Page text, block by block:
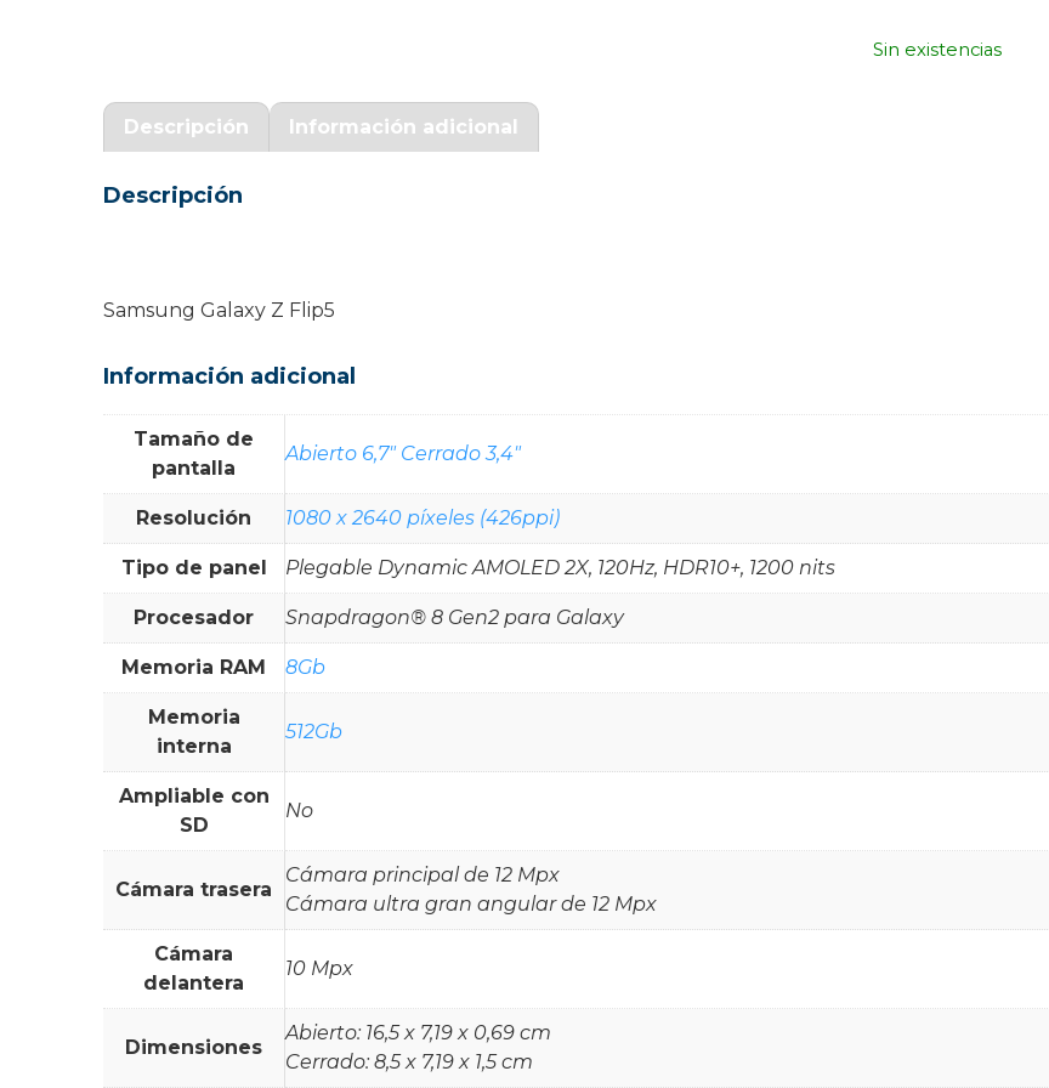
Sin existencias
Descripción Información adicional
Descripción
Samsung Galaxy Z Flip5
Información adicional
Tamaño de
pantalla
Abierto 6,7" Cerrado 3,4"
Resolución 1080 x 2640 píxeles (426ppi)
Tipo de panel Plegable Dynamic AMOLED 2X, 120Hz, HDR10+, 1200 nits
Procesador Snapdragon® 8 Gen2 para Galaxy
Memoria RAM 8Gb
Memoria
interna
512Gb
Ampliable con
SD
No
Cámara trasera
Cámara principal de 12 Mpx
Cámara ultra gran angular de 12 Mpx
Cámara
delantera
10 Mpx
Dimensiones
Abierto: 16,5 x 7,19 x 0,69 cm
Cerrado: 8,5 x 7,19 x 1,5 cm